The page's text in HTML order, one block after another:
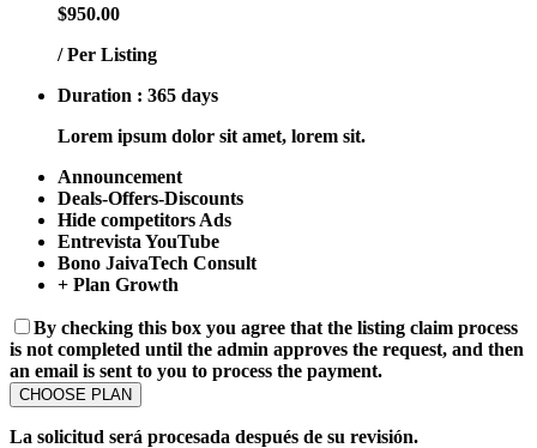
$950.00
/ Per Listing
Duration : 365 days
Lorem ipsum dolor sit amet, lorem sit.
Announcement
Deals-Offers-Discounts
Hide competitors Ads
Entrevista YouTube
Bono JaivaTech Consult
+ Plan Growth
By checking this box you agree that the listing claim process
is not completed until the admin approves the request, and then
an email is sent to you to process the payment.
La solicitud será procesada después de su revisión.